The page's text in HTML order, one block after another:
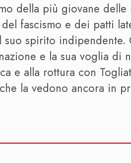
della più giovane delle
fascismo e dei patti
spirito indipendente.
e la sua voglia di
e alla rottura con
la vedono ancora in